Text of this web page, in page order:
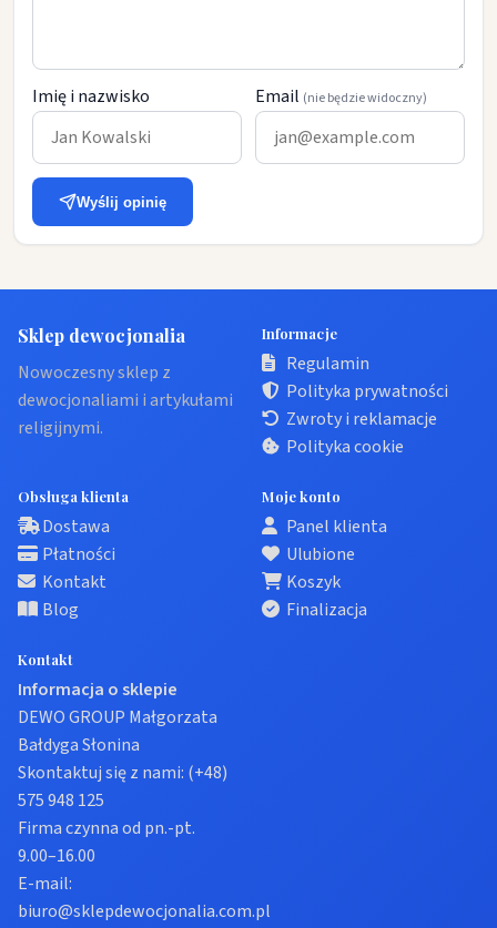
Imię i nazwisko Email (nie będzie widoczny)
Wyślij opinię
Sklep dewocjonalia
Nowoczesny sklep z
dewocjonaliami i artykułami
religijnymi.
Informacje
Regulamin
Polityka prywatności
Zwroty i reklamacje
Polityka cookie
Obsługa klienta
Dostawa
Płatności
Kontakt
Blog
Moje konto
Panel klienta
Ulubione
Koszyk
Finalizacja
Kontakt
Informacja o sklepie
DEWO GROUP Małgorzata
Bałdyga Słonina
Skontaktuj się z nami: (+48)
575 948 125
Firma czynna od pn.-pt.
9.00–16.00
E-mail:
biuro@sklepdewocjonalia.com.pl